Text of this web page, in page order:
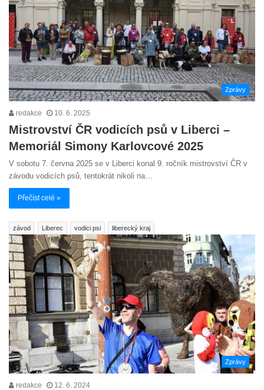
Zprávy
redakce 10. 6. 2025
Mistrovství ČR vodicích psů v Liberci –
Memoriál Simony Karlovcové 2025
V sobotu 7. června 2025 se v Liberci konal 9. ročník mistrovství ČR v
závodu vodicích psů, tentokrát nikoli na…
Přečíst celé »
závod Liberec vodici psi liberecký kraj
Zprávy
redakce 12. 6. 2024